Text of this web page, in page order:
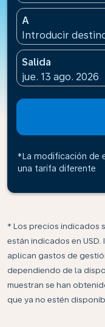
A
Introducir
Salida
fc-booking-
jue. 13 ago. 2026
*La modificación de
una tarifa diferente
* Los precios indicados
están indicados en
aplican gastos de
dependiendo de la
muestran se han
que ya no estén